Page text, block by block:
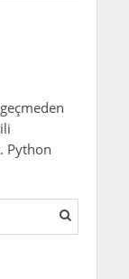
Python